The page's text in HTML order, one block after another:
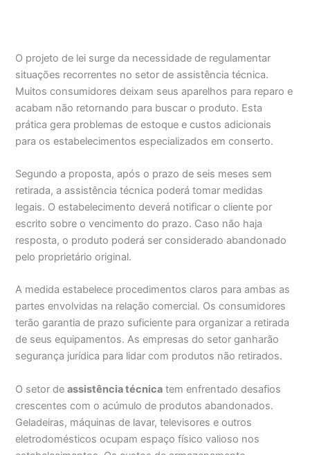
O projeto de lei surge da necessidade de regulamentar
situações recorrentes no setor de assistência técnica.
Muitos consumidores deixam seus aparelhos para reparo e
acabam não retornando para buscar o produto. Esta
prática gera problemas de estoque e custos adicionais
para os estabelecimentos especializados em conserto.
Segundo a proposta, após o prazo de seis meses sem
retirada, a assistência técnica poderá tomar medidas
legais. O estabelecimento deverá notificar o cliente por
escrito sobre o vencimento do prazo. Caso não haja
resposta, o produto poderá ser considerado abandonado
pelo proprietário original.
A medida estabelece procedimentos claros para ambas as
partes envolvidas na relação comercial. Os consumidores
terão garantia de prazo suficiente para organizar a retirada
de seus equipamentos. As empresas do setor ganharão
segurança jurídica para lidar com produtos não retirados.
O setor deassistência técnica tem enfrentado desafios
crescentes com o acúmulo de produtos abandonados.
Geladeiras, máquinas de lavar, televisores e outros
eletrodomésticos ocupam espaço físico valioso nos